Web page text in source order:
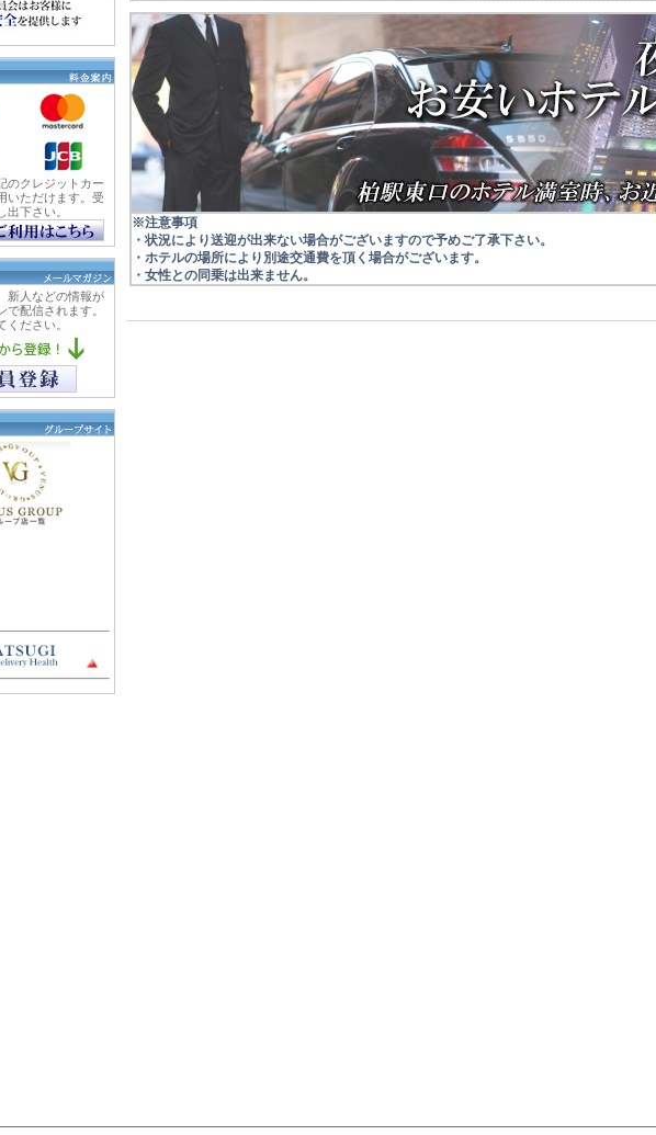
※注意事項
・状況により送迎が出来ない場合がございますので予めご了承下さい。
・ホテルの場所により別途交通費を頂く場合がございます。
・女性との同乗は出来ません。